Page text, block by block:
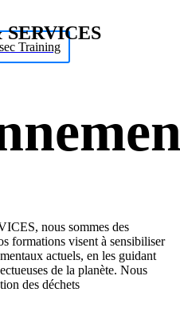
Training
nous sommes des
formations visent à sensibiliser
actuels, en les guidant
de la planète. Nous
des déchets